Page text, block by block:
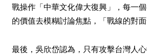
戰操作「中華文化偉大復興」，每一
的價值去模糊討論焦點，「戰線的對面
最後，吳欣岱認為，只有攻擊台灣人